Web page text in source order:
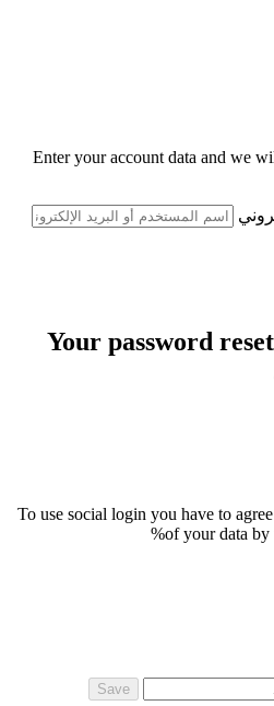
Enter your account data and we
Your password
To use social login you have to
of your data by